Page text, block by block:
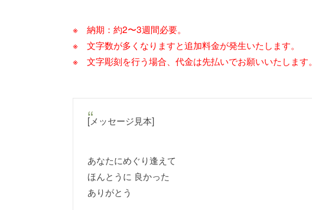
※ 納期：約2〜3週間必要。
※ 文字数が多くなりますと追加料金が発生いたします。
※ 文字彫刻を行う場合、代金は先払いでお願いいたします。
[メッセージ見本]
あなたにめぐり逢えて
ほんとうに 良かった
ありがとう